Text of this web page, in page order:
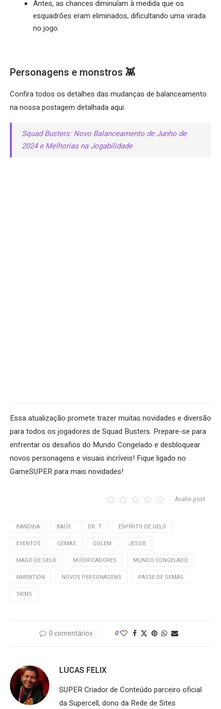
Antes, as chances diminuíam à medida que os
esquadrões eram eliminados, dificultando uma virada
no jogo.
Personagens e monstros 👾
Confira todos os detalhes das mudanças de balanceamento
na nossa postagem detalhada aqui:
Squad Busters: Novo Balanceamento de Junho de
2024 e Melhorias na Jogabilidade
Essa atualização promete trazer muitas novidades e diversão
para todos os jogadores de Squad Busters. Prepare-se para
enfrentar os desafios do Mundo Congelado e desbloquear
novos personagens e visuais incríveis! Fique ligado no
GameSUPER para mais novidades!
Avalie post
BANDIDA BAÚS DR. T
ESPÍRITO DE GELO
EVENTOS
GEMAS GOLEM
JESSIE
MAGO DE GELO
MODIFICADORES
MUNDO CONGELADO
NMENTION
NOVOS PERSONAGENS
PASSE DE GEMAS
SKINS
0 comentários 0
LUCAS FELIX
SUPER Criador de Conteúdo parceiro oficial
da Supercell, dono da Rede de Sites